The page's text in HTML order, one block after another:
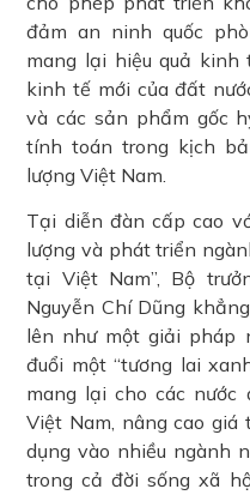
đảm an ninh quốc
mang lại hiệu quả
kinh tế mới của đất
và các sản phẩm gốc
tính toán trong kịch
lượng Việt Nam.
Tại diễn đàn cấp cao
lượng và phát triển
tại Việt Nam”, Bộ
Nguyễn Chí Dũng
lên như một giải pháp
đuổi một “tương lai
mang lại cho các nước
Việt Nam, nâng cao
dụng vào nhiều ngành
trong cả đời sống xã